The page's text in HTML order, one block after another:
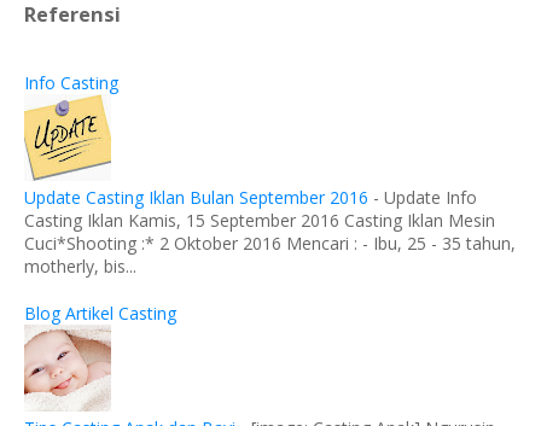
Referensi
Info Casting
Update Casting Iklan Bulan September 2016 - Update Info
Casting Iklan Kamis, 15 September 2016 Casting Iklan Mesin
Cuci*Shooting :* 2 Oktober 2016 Mencari : - Ibu, 25 - 35 tahun,
motherly, bis...
Blog Artikel Casting